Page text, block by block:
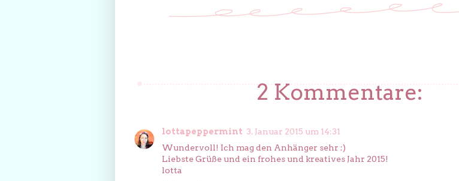
2 Kommentare:
lottapeppermint 3. Januar 2015 um 14:31
Wundervoll! Ich mag den Anhänger sehr :)
Liebste Grüße und ein frohes und kreatives Jahr 2015!
lotta